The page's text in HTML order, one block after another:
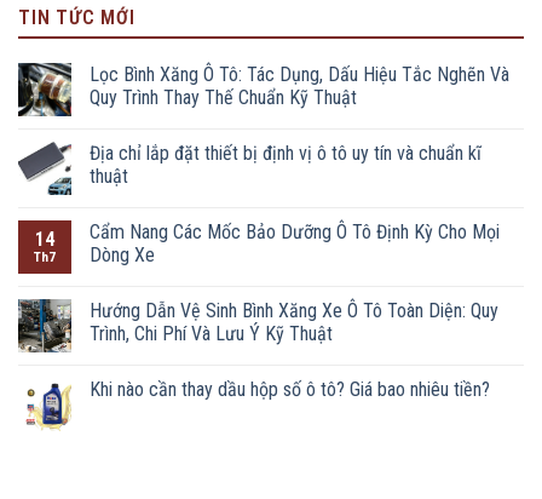
TIN TỨC MỚI
Lọc Bình Xăng Ô Tô: Tác Dụng, Dấu Hiệu Tắc Nghẽn Và
Quy Trình Thay Thế Chuẩn Kỹ Thuật
Địa chỉ lắp đặt thiết bị định vị ô tô uy tín và chuẩn kĩ
thuật
14
Th7
Cẩm Nang Các Mốc Bảo Dưỡng Ô Tô Định Kỳ Cho Mọi
Dòng Xe
Hướng Dẫn Vệ Sinh Bình Xăng Xe Ô Tô Toàn Diện: Quy
Trình, Chi Phí Và Lưu Ý Kỹ Thuật
Khi nào cần thay dầu hộp số ô tô? Giá bao nhiêu tiền?